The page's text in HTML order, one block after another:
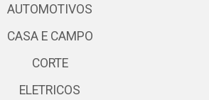
AUTOMOTIVOS
CASA E CAMPO
CORTE
ELETRICOS